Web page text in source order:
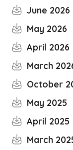
June 2026
May 2026
April 2026
March
October
May 2025
April 2025
March